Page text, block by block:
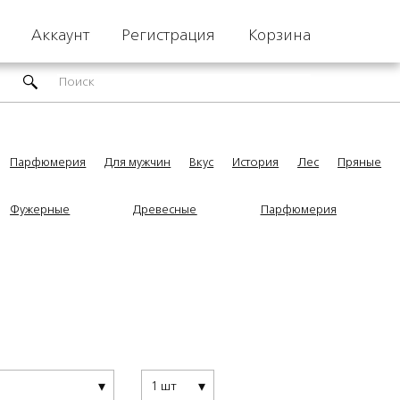
Аккаунт Регистрация Корзина
Парфюмерия Для мужчин Вкус История Лес Пряные
Фужерные Древесные Парфюмерия
1 шт